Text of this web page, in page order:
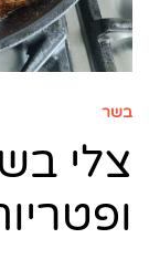
בשר
צלי